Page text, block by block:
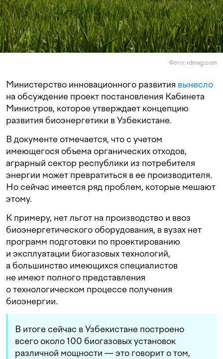
Фото: rdmag.com
Министерство инновационного развития вынесло
на обсуждение проект постановления Кабинета
Министров, которое утверждает концепцию
развития биоэнергетики в Узбекистане.
В документе отмечается, что с учетом
имеющегося объема органических отходов,
аграрный сектор республики из потребителя
энергии может превратиться в ее производителя.
Но сейчас имеется ряд проблем, которые мешают
этому.
К примеру, нет льгот на производство и ввоз
биоэнергетического оборудования, в вузах нет
программ подготовки по проектированию
и эксплуатации биогазовых технологий,
а большинство имеющихся специалистов
не имеют полного представления
о технологическом процессе получения
биоэнергии.
В итоге сейчас в Узбекистане построено
всего около 100 биогазовых установок
различной мощности — это говорит о том,